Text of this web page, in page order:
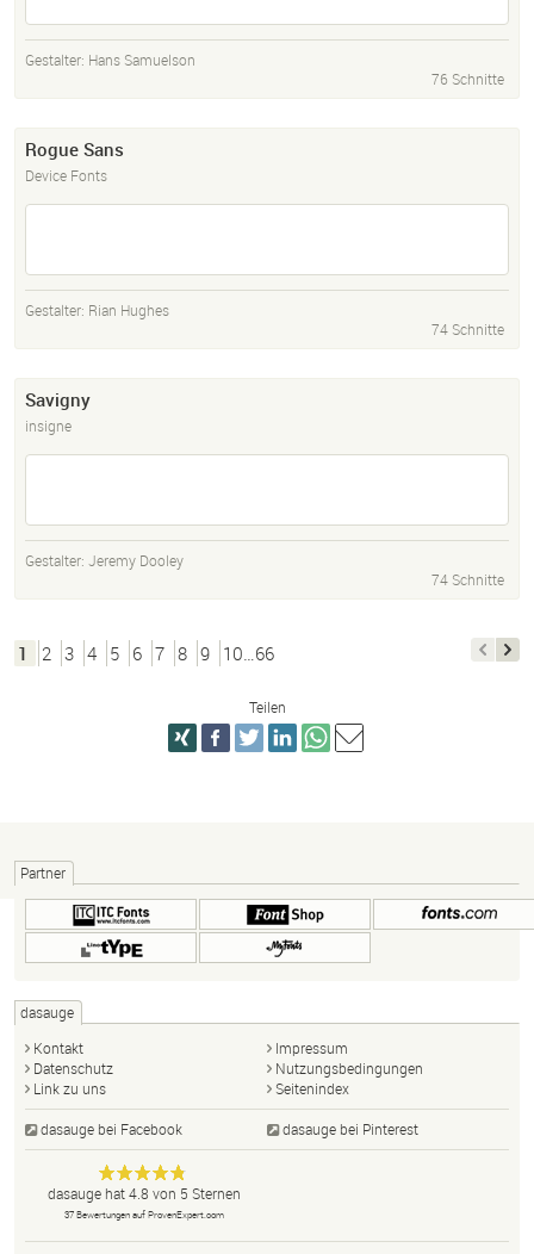
Gestalter: Hans Samuelson
76 Schnitte
Rogue Sans
Device Fonts
Gestalter: Rian Hughes
74 Schnitte
Savigny
insigne
Gestalter: Jeremy Dooley
74 Schnitte
1 2 3 4 5 6 7 8 9 10…66
Teilen
Partner
dasauge
Kontakt
Impressum
Datenschutz
Nutzungsbedingungen
Link zu uns
Seitenindex
dasauge bei Facebook dasauge bei Pinterest
dasauge
Designer,
Fotografen,
Agenturen,
Anonym
dasaugehat4.8 von 5 Sternen
37Bewertungen auf ProvenExpert.com